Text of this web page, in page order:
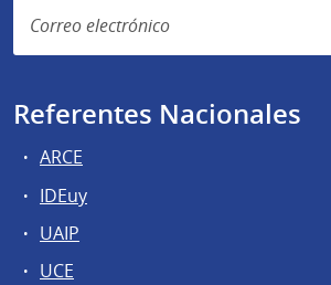
Referentes Nacionales
ARCE
IDEuy
UAIP
UCE